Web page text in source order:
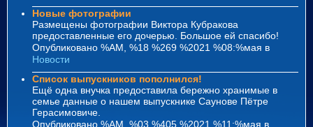
Новые фотографии
Размещены фотографии Виктора Кубракова
предоставленные его дочерью. Большое ей спасибо!
Опубликовано %AM, %18 %269 %2021 %08:%мая в
Новости
Список выпускников пополнился!
Ещё одна внучка предоставила бережно хранимые в
семье данные о нашем выпускнике Саунове Пётре
Герасимовиче.
Опубликовано %AM, %03 %405 %2021 %11:%мая в